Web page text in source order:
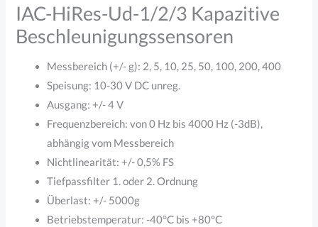
IAC-HiRes-Ud-1/2/3 Kapazitive
Beschleunigungssensoren
Messbereich (+/- g): 2, 5, 10, 25, 50, 100, 200, 400
Speisung: 10-30 V DC unreg.
Ausgang: +/- 4 V
Frequenzbereich: von 0 Hz bis 4000 Hz (-3dB),
abhängig vom Messbereich
Nichtlinearität: +/- 0,5% FS
Tiefpassfilter 1. oder 2. Ordnung
Überlast: +/- 5000g
Betriebstemperatur: -40°C bis +80°C